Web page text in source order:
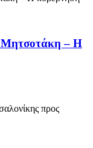
Μητσοτάκη – Η